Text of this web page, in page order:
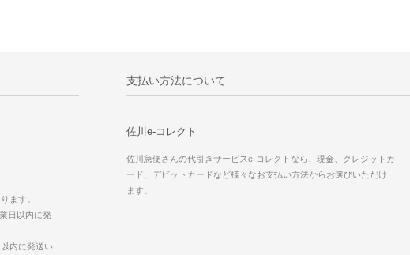
ます。
日以内に発
内に発送い
支払い方法について
佐川e-コレクト
佐川急便さんの代引きサービスe-コレクトなら、現金、クレジットカ
ード、デビットカードなど様々なお支払い方法からお選びいただけ
ます。